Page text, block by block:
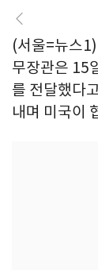
(서울=뉴스
무장관은 15
를 전달했다
내며 미국이